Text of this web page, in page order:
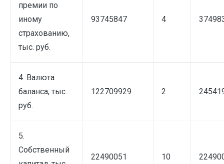
премии по
иному
страхованию,
тыс. руб.
93745847 4
4. Валюта
баланса, тыс.
руб.
122709929 2
5.
Собственный
22490051 10